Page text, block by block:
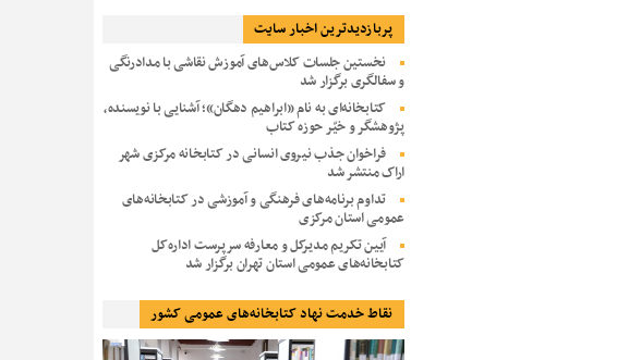
پربازديدترين اخبار سایت
نخستین جلسات کلاس‌های آموزش نقاشی با مدادرنگی
و سفالگری برگزار شد
کتابخانه‌ای به نام «ابراهیم دهگان»؛ آشنایی با نویسنده،
پژوهشگر و خیّر حوزه کتاب
فراخوان جذب نیروی انسانی در کتابخانه مرکزی شهر
اراک منتشر شد
تداوم برنامه‌های فرهنگی و آموزشی در کتابخانه‌های
عمومی استان مرکزی
آیین تکریم مدیرکل و معارفه سرپرست اداره‌کل
کتابخانه‌های عمومی استان تهران برگزار شد
نقاط خدمت نهاد کتابخانه‌های عمومی کشور